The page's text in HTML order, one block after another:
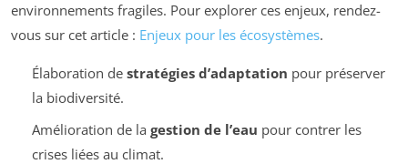
environnements fragiles. Pour explorer ces enjeux, rendez-
vous sur cet article : Enjeux pour les écosystèmes.
Élaboration de stratégies d’adaptation pour préserver
la biodiversité.
Amélioration de la gestion de l’eau pour contrer les
crises liées au climat.